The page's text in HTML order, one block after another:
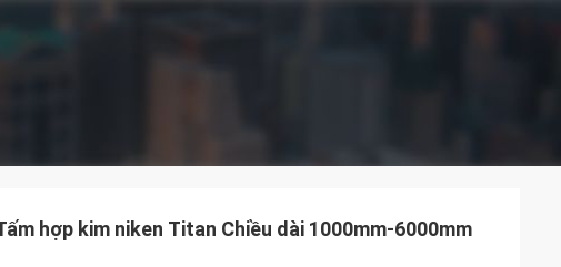
hợp kim niken Titan Chiều dài 1000mm-6000mm